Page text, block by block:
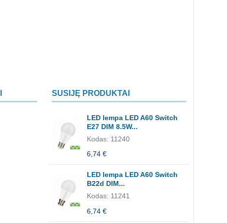
SUSIJĘ PRODUKTAI
LED lempa LED A60 Switch
E27 DIM 8.5W...
Kodas: 11240
6,74 €
LED lempa LED A60 Switch
B22d DIM...
Kodas: 11241
6,74 €